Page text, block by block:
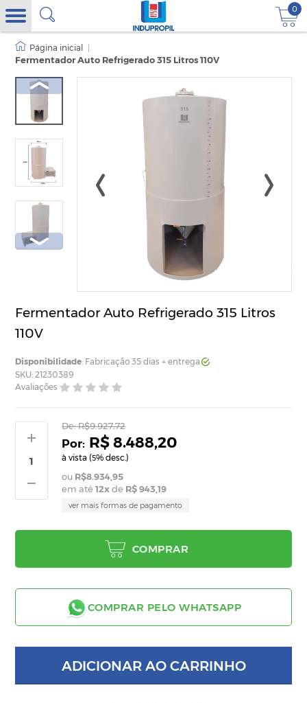
0
Fermentador Auto Refrigerado 315 Litros 110V
Fermentador Auto Refrigerado 315 Litros
110V
Disponibilidade: Fabricação 35 dias + entrega
SKU: 21230389
Avaliações
R$ 8.488,20
à vista (5% desc.)
De:R$9.927,72
R$8.934,95
em até12x de R$ 943,19
ver mais formas de pagamento
COMPRAR
COMPRAR PELO WHATSAPP
ADICIONAR AO CARRINHO